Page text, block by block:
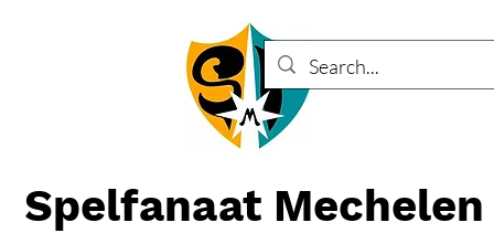
Spelfanaat Mechelen